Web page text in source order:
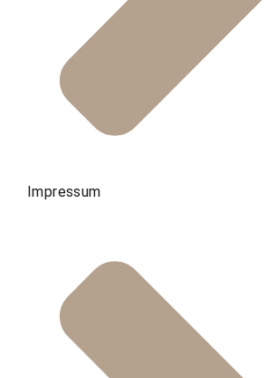
Impressum